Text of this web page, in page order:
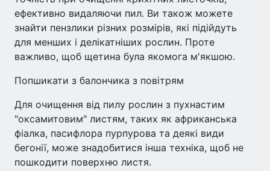
ефективно видаляючи пил. Ви також можете
знайти пензлики різних розмірів, які підійдуть
для менших і делікатніших рослин. Проте
важливо, щоб щетина була якомога м'якшою.
Попшикати з балончика з повітрям
Для очищення від пилу рослин з пухнастим
"оксамитовим" листям, таких як африканська
фіалка, пасифлора пурпурова та деякі види
бегонії, може знадобитися інша техніка, щоб не
пошкодити поверхню листя.